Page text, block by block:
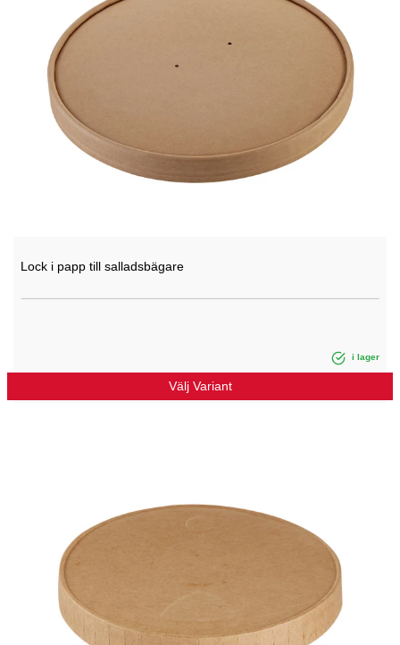
Lock i papp till salladsbägare
i lager
Välj Variant